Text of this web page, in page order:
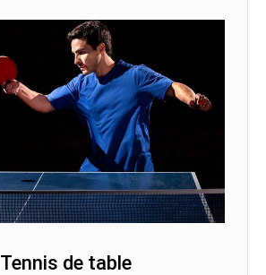
Tennis de table